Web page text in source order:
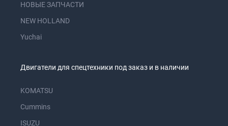
НОВЫЕ ЗАПЧАСТИ
NEW HOLLAND
Yuchai
Двигатели для спецтехники под заказ и в наличии
KOMATSU
Cummins
ISUZU